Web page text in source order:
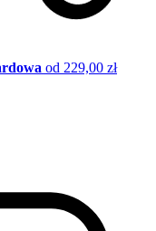
od 229,00 zł